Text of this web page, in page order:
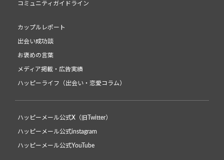
コミュニティガイドライン
カップルレポート
出会い成功談
お褒めの言葉
メディア掲載・広告実績
ハッピーライフ（出会い・恋愛コラム）
ハッピーメール公式X（旧Twitter）
ハッピーメール公式instagram
ハッピーメール公式YouTube